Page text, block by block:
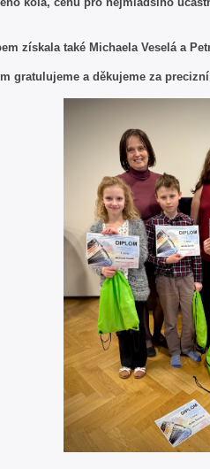
získala také Michaela Veselá a
gratulujeme a děkujeme za